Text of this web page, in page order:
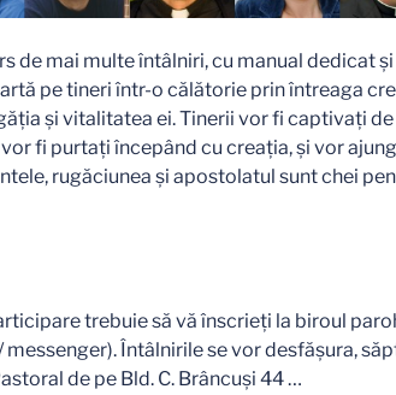
de mai multe întâlniri, cu manual dedicat
pe tineri într-o călătorie prin întreaga
și vitalitatea ei. Tinerii vor fi captivați
fi purtați începând cu creația, și vor
rugăciunea și apostolatul sunt chei
trebuie să vă înscrieți la biroul
Întâlnirile se vor desfășura,
de pe Bld. C. Brâncuși 44 …